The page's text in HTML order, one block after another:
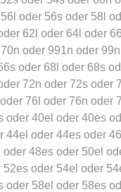
56l oder 56soder 58l
62l oder 64l oder
70n oder 991n oder 99n
oder 68l oder 68s
72n oder 72soder
76l oder 76n oder
oder 40el oder 40es
44el oder 44esoder
oder 48esoder 50el
52esoder 54el oder
oder 58el oder 58es